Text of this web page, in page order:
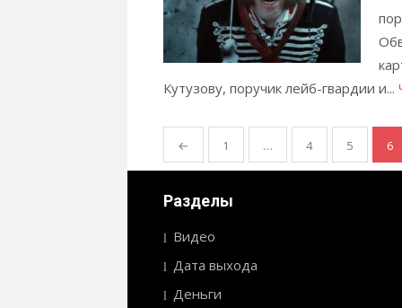
Кутузову, поручик лейб-гвардии и...
Пагинация
← 1 … 4 5 6
Разделы
Видео
Дата выхода
Деньги